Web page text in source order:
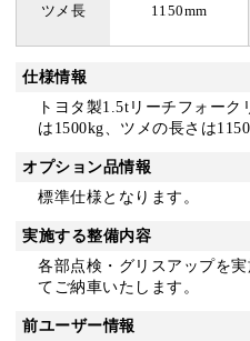
ツメ長
1150mm
仕様情報
トヨタ製1.5tリーチフォー
は1500kg、ツメの長さは
オプション品情報
標準仕様となります。
実施する整備内容
各部点検・グリスアップを
てご納車いたします。
前ユーザー情報